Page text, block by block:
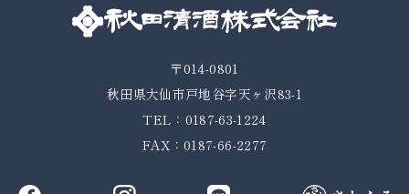
〒014-0801
秋田県大仙市戸地谷字天ヶ沢83-1
TEL：0187-63-1224
FAX：0187-66-2277